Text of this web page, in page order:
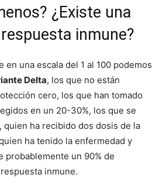
¿Existe una
inmune?
en una escala del 1 al 100 podemos
Delta, los que no están
cero, los que han tomado
en un 20-30%, los que se
quien ha recibido dos dosis de la
ha tenido la enfermedad y
probablemente un 90% de
inmune.